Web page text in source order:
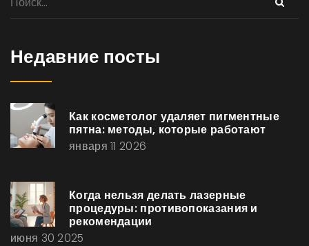
Недавние посты
Как косметолог удаляет пигментные
пятна: методы, которые работают
января 11 2026
Когда нельзя делать лазерные
процедуры: противопоказания и
рекомендации
июня 30 2025